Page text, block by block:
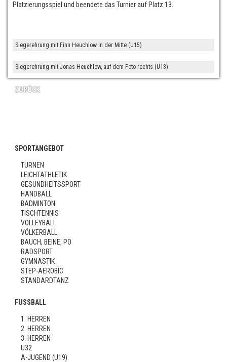
Platzierungsspiel und beendete das Turnier auf Platz 13.
Siegerehrung mit Finn Heuchlow in der Mitte (U15)
Siegerehrung mit Jonas Heuchlow, auf dem Foto rechts (U13)
ZURÜCK
SPORTANGEBOT
TURNEN
LEICHTATHLETIK
GESUNDHEITSSPORT
HANDBALL
BADMINTON
TISCHTENNIS
VOLLEYBALL
VÖLKERBALL
BAUCH, BEINE, PO
RADSPORT
GYMNASTIK
STEP-AEROBIC
STANDARDTANZ
FUSSBALL
1. HERREN
2. HERREN
3. HERREN
Ü32
A-JUGEND (U19)